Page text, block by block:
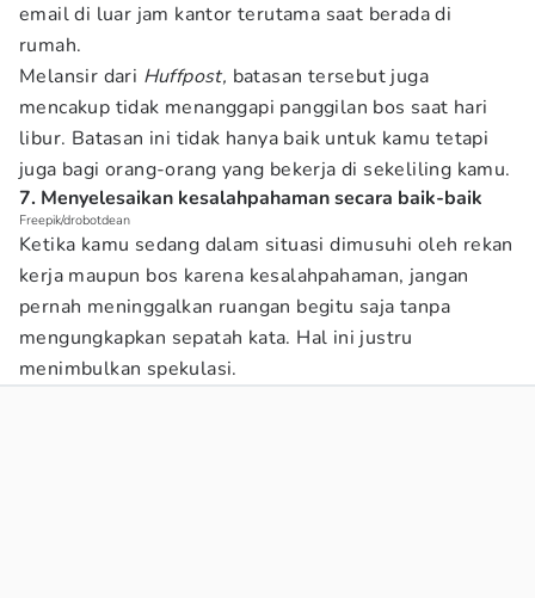
email di luar jam kantor terutama saat berada di
rumah.
Melansir dari Huffpost, batasan tersebut juga
mencakup tidak menanggapi panggilan bos saat hari
libur. Batasan ini tidak hanya baik untuk kamu tetapi
juga bagi orang-orang yang bekerja di sekeliling kamu.
7. Menyelesaikan kesalahpahaman secara baik-baik
Freepik/drobotdean
Ketika kamu sedang dalam situasi dimusuhi oleh rekan
kerja maupun bos karena kesalahpahaman, jangan
pernah meninggalkan ruangan begitu saja tanpa
mengungkapkan sepatah kata. Hal ini justru
menimbulkan spekulasi.